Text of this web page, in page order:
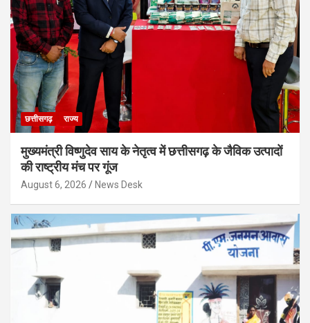
छत्तीसगढ़ राज्य
मुख्यमंत्री विष्णुदेव साय के नेतृत्व में छत्तीसगढ़ के जैविक उत्पादों
की राष्ट्रीय मंच पर गूंज
August 6, 2026 News Desk